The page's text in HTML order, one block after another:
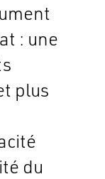
: une
plus
du